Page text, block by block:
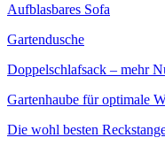
Aufblasbares Sofa
Gartendusche
Doppelschlafsack – mehr
Gartenhaube für optimale
Die wohl besten